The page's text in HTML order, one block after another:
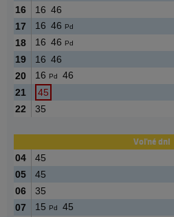
16
16 46
17
16 46 Pd
18 16 46 Pd
19 16 46
20
16 Pd
46
21
45
22
35
Voľné dni
04
45
05
45
06
35
07
15 Pd
45